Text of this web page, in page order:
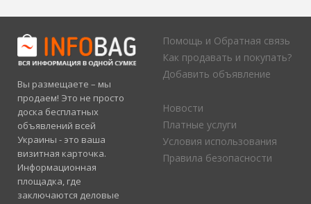
Вы размещаете – мы
продаем! Это не просто
доска бесплатных
объявлений всей
Украины - это ваша
визитная карточка.
Информационная
площадка, где
заключаются деловые
Помощь и Обратная связь
Как продавать и покупать?
Добавить объявление
Новости
Платные услуги
Условия использования
Правила безопасности